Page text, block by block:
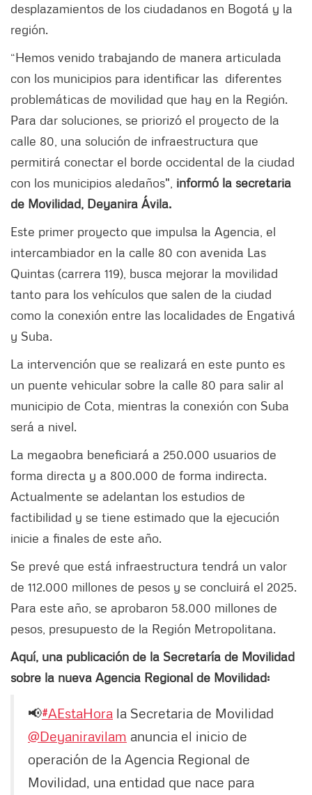
desplazamientos de los ciudadanos en Bogotá y la
región.
“Hemos venido trabajando de manera articulada
con los municipios para identificar las diferentes
problemáticas de movilidad que hay en la Región.
Para dar soluciones, se priorizó el proyecto de la
calle 80, una solución de infraestructura que
permitirá conectar el borde occidental de la ciudad
con los municipios aledaños", informó la secretaria
de Movilidad, Deyanira Ávila.
Este primer proyecto que impulsa la Agencia, el
intercambiador en la calle 80 con avenida Las
Quintas (carrera 119), busca mejorar la movilidad
tanto para los vehículos que salen de la ciudad
como la conexión entre las localidades de Engativá
y Suba.
La intervención que se realizará en este punto es
un puente vehicular sobre la calle 80 para salir al
municipio de Cota, mientras la conexión con Suba
será a nivel.
La megaobra beneficiará a 250.000 usuarios de
forma directa y a 800.000 de forma indirecta.
Actualmente se adelantan los estudios de
factibilidad y se tiene estimado que la ejecución
inicie a finales de este año.
Se prevé que está infraestructura tendrá un valor
de 112.000 millones de pesos y se concluirá el 2025.
Para este año, se aprobaron 58.000 millones de
pesos, presupuesto de la Región Metropolitana.
Aquí, una publicación de la Secretaría de Movilidad
sobre la nueva Agencia Regional de Movilidad:
📢#AEstaHora la Secretaria de Movilidad
@Deyaniravilam anuncia el inicio de
operación de la Agencia Regional de
Movilidad, una entidad que nace para